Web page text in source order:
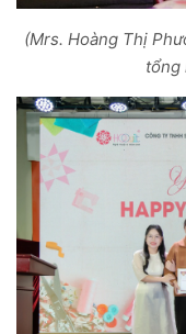
(Mrs. Hoàng Thị
tổng